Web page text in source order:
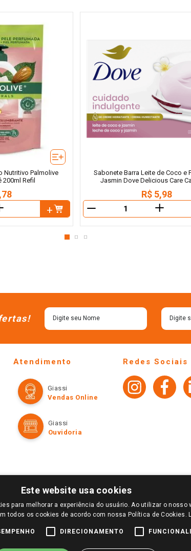
Nutritivo Palmolive
Refil
78
Sabonete Barra Leite de Coco e
Jasmin Dove Delicious Care
R$ 5,98
＋
Atendimento
Giassi
Vendas Online
Giassi
Ouvidoria
Redes Sociais
A LOJA DE SUA PREFERÊNCIA. SOMENTE APÓS O LOGIN, OS PREÇOS
APENAS PARA COMPRAS REALIZADAS NO GIASSI.COM.BR E NA LOJA
DE BUSCAS.
Este website usa cookies
para melhorar a experiência do usuário. Ao utilizar o nosso
todos os cookies de acordo com nossa Política de Cookies.
DIRECIONAMENTO